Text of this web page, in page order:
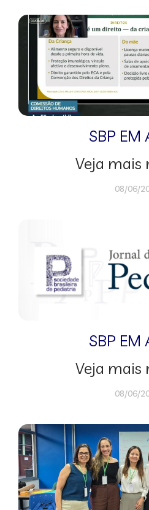
SBP EM
Veja mais
08/06/
SBP EM
Veja mais
08/06/